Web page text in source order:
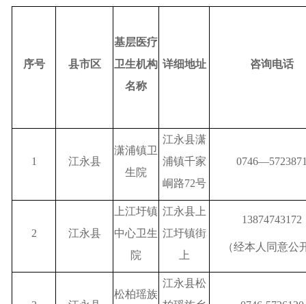
序号 县市区
基层医疗
卫生机构
名称
详细地址 咨询电话
1 江永县
潇浦镇卫
生院
江永县潇
浦镇千家
峒路72号
2 江永县
上江圩镇
中心卫生
院
江永县上
江圩镇街
上
13874743172
（经本人同意公
松柏瑶族
江永县松